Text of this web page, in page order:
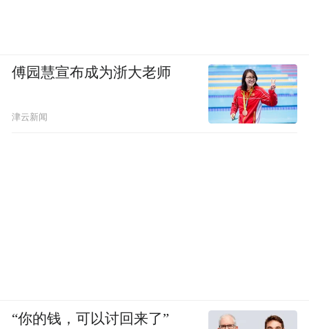
傅园慧宣布成为浙大老师
津云新闻
“你的钱，可以讨回来了”